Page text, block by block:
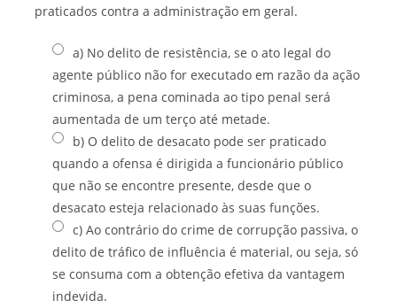
praticados contra a administração em geral.
a) No delito de resistência, se o ato legal do
agente público não for executado em razão da ação
criminosa, a pena cominada ao tipo penal será
aumentada de um terço até metade.
b) O delito de desacato pode ser praticado
quando a ofensa é dirigida a funcionário público
que não se encontre presente, desde que o
desacato esteja relacionado às suas funções.
c) Ao contrário do crime de corrupção passiva, o
delito de tráfico de influência é material, ou seja, só
se consuma com a obtenção efetiva da vantagem
indevida.